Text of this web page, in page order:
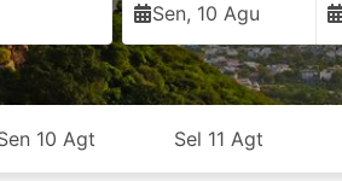
Sen, 10 Agu
10 Agt Sel 11 Agt